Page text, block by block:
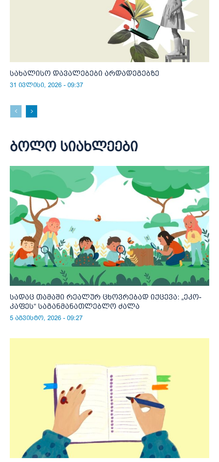
სახალისო დავალებები არდადეგებზე
31 ივლისი, 2026 - 09:37
ბოლო სიახლეები
სადაც თამაში რეალურ ცხოვრებად იქცევა: „ეკო-
კაფეს“ საგანმანათლებლო ძალა
5 აგვისტო, 2026 - 09:27